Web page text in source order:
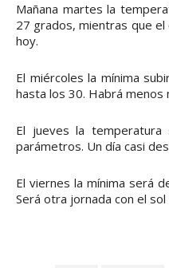
Mañana martes la
27 grados, mientras que
hoy.
El miércoles la mínima
hasta los 30. Habrá menos
El jueves la
parámetros. Un día casi
El viernes la mínima será
Será otra jornada con el